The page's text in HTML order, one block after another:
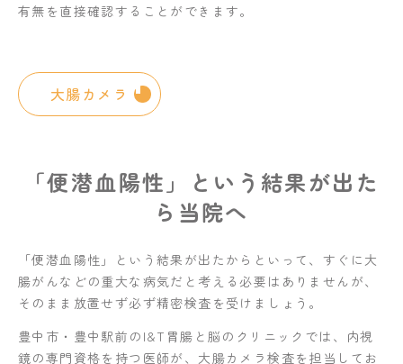
有無を直接確認することができます。
大腸カメラ
「便潜血陽性」という結果が出た
ら当院へ
「便潜血陽性」という結果が出たからといって、すぐに大
腸がんなどの重大な病気だと考える必要はありませんが、
そのまま放置せず必ず精密検査を受けましょう。
豊中市・豊中駅前のI&T胃腸と脳のクリニックでは、内視
鏡の専門資格を持つ医師が、大腸カメラ検査を担当してお